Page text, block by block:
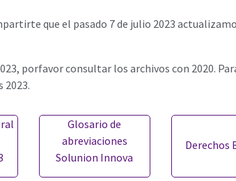
que el pasado 7 de julio 2023
porfavor consultar los archivos con 2020.
2023.
Glosario de
abreviaciones
Solunion Innova
Derechos